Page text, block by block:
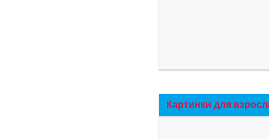
Картинки для